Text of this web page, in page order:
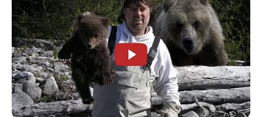
bendera mini yang bisa ditancapkan pada makanan,
cocok untuk hiasan pesta